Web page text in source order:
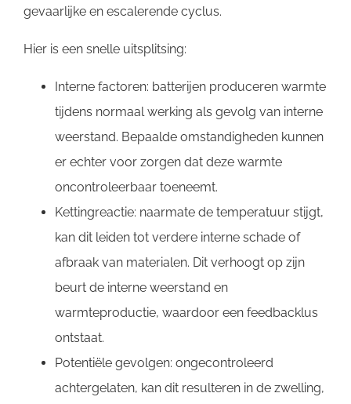
gevaarlijke en escalerende cyclus.
Hier is een snelle uitsplitsing:
Interne factoren: batterijen produceren warmte
tijdens normaal werking als gevolg van interne
weerstand. Bepaalde omstandigheden kunnen
er echter voor zorgen dat deze warmte
oncontroleerbaar toeneemt.
Kettingreactie: naarmate de temperatuur stijgt,
kan dit leiden tot verdere interne schade of
afbraak van materialen. Dit verhoogt op zijn
beurt de interne weerstand en
warmteproductie, waardoor een feedbacklus
ontstaat.
Potentiële gevolgen: ongecontroleerd
achtergelaten, kan dit resulteren in de zwelling,